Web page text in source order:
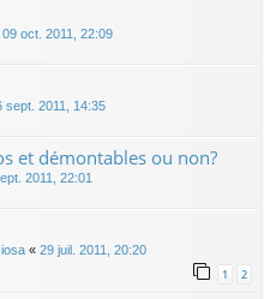
09 oct. 2011, 22:09
sept. 2011, 14:35
et démontables ou non?
2011, 22:01
« 29 juil. 2011, 20:20
1 2